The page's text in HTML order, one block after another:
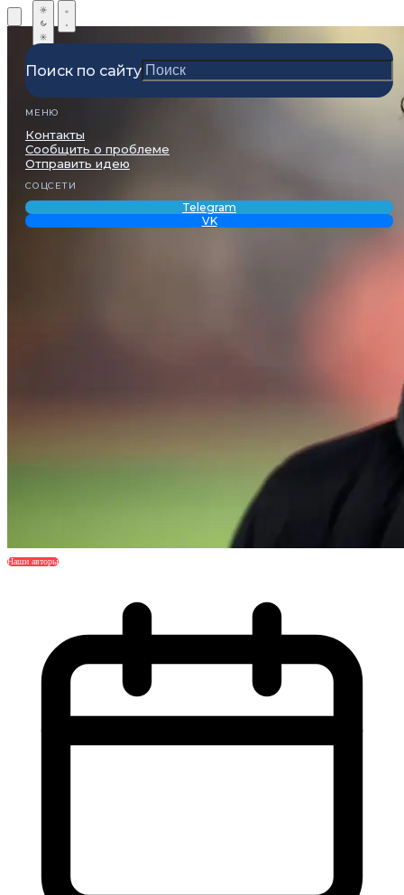
Поиск по сайту
МЕНЮ
Контакты
Сообщить о проблеме
Отправить идею
СОЦСЕТИ
Telegram
VK
Наши авторы